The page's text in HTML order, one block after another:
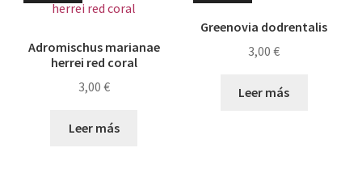
Adromischus marianae
herrei red coral
3,00 €
Leer más
Greenovia dodrentalis
3,00€
Leer más